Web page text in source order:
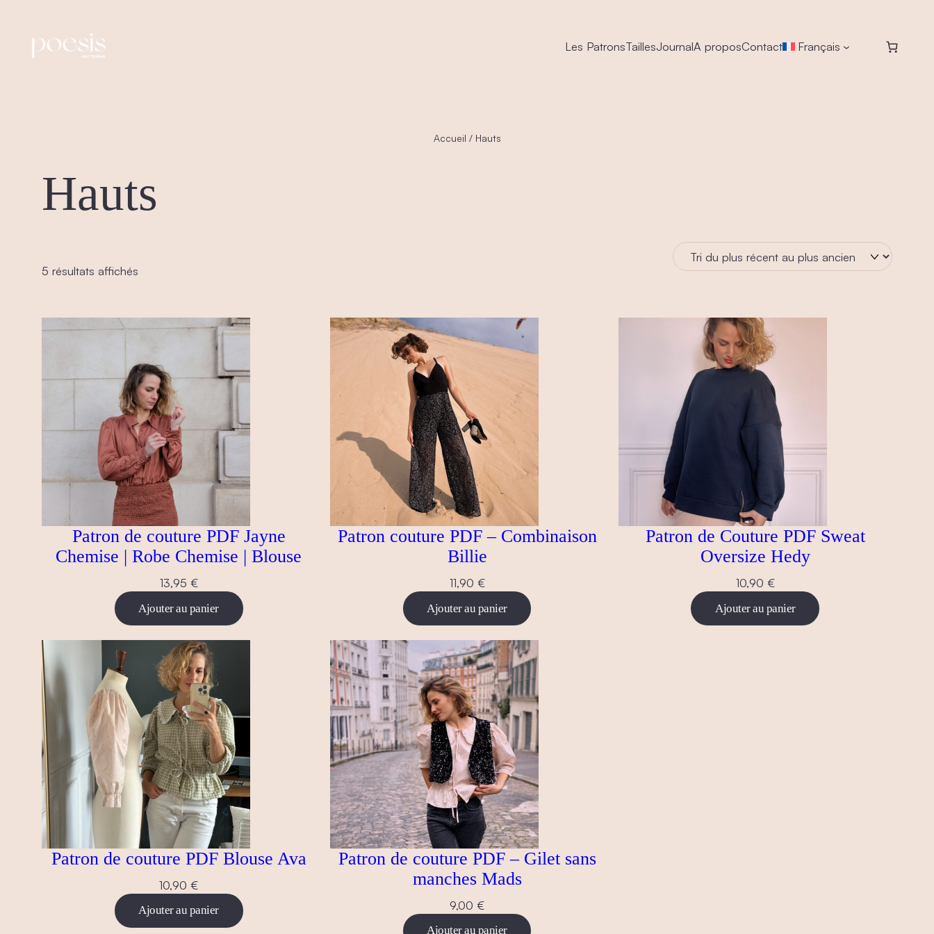
Les PatronsTaillesJournalA proposContact Français
Accueil / Hauts
Hauts
5 résultats affichés
récent
ancien
Patron de couture PDF Jayne
Chemise | Robe Chemise | Blouse
13,95 €
Ajouter au panier
Patron couture PDF – Combinaison
Billie
11,90 €
Ajouter au panier
Patron de Couture PDF Sweat
Oversize Hedy
10,90 €
Ajouter au panier
Patron de couture PDF Blouse Ava
10,90€
Ajouter au panier
Patron de couture PDF – Gilet sans
manches Mads
9,00 €
Ajouter au panier